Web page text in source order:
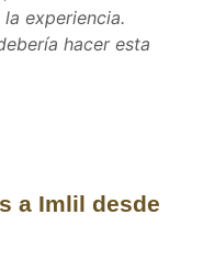
experiencia.
hacer esta
a Imlil desde